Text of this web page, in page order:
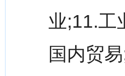
业;11.工
国内贸